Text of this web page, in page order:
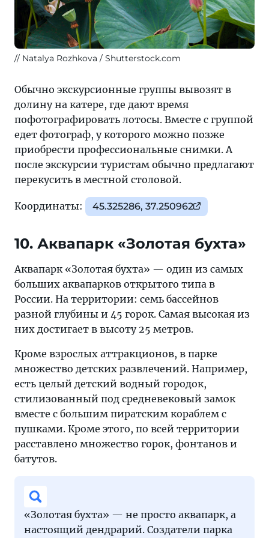
Natalya Rozhkova / Shutterstock.com
Обычно экскурсионные группы вывозят в
долину на катере, где дают время
пофотографировать лотосы. Вместе с группой
едет фотограф, у которого можно позже
приобрести профессиональные снимки. А
после экскурсии туристам обычно предлагают
перекусить в местной столовой.
Координаты: 45.325286, 37.250962
10. Аквапарк «Золотая бухта»
Аквапарк «Золотая бухта» — один из самых
больших аквапарков открытого типа в
России. На территории: семь бассейнов
разной глубины и 45 горок. Самая высокая из
них достигает в высоту 25 метров.
Кроме взрослых аттракционов, в парке
множество детских развлечений. Например,
есть целый детский водный городок,
стилизованный под средневековый замок
вместе с большим пиратским кораблем с
пушками. Кроме этого, по всей территории
расставлено множество горок, фонтанов и
батутов.
«Золотая бухта» — не просто аквапарк, а
настоящий дендрарий. Создатели парка